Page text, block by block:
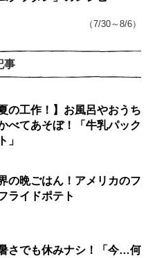
（7/30～8/6）
事
の工作！】お風呂やおうち
べてあそぼ！「牛乳パック
」
の晩ごはん！アメリカのフ
ライドポテト
さでも休みナシ！「今…何